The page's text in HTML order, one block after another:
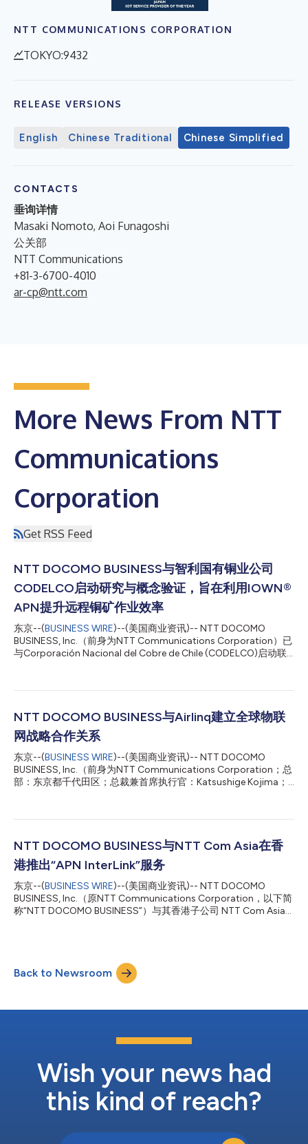
NTT COMMUNICATIONS CORPORATION
TOKYO:9432
RELEASE VERSIONS
English Chinese Traditional Chinese Simplified
CONTACTS
垂询详情
Masaki Nomoto, Aoi Funagoshi
公关部
NTT Communications
+81-3-6700-4010
ar-cp@ntt.com
More News From NTT
Communications
Corporation
Get RSS Feed
NTT DOCOMO BUSINESS与智利国有铜业公司
CODELCO启动研究与概念验证，旨在利用IOWN®
APN提升远程铜矿作业效率
东京--(BUSINESS WIRE)--(美国商业资讯)-- NTT DOCOMO
BUSINESS, Inc.（前身为NTT Communications Corporation）已
与Corporación Nacional del Cobre de Chile (CODELCO)启动联
目的一部分。2 为了解决CODELCO铜矿面临的运营挑战，该举措
评估利用大容量、低延迟通信链路远程操作重型机械的可行性，通
过高清视频增强监控作业，并实施远程作业模式。 1. 背景 智利是
世界领先的产铜国之一，而CODELCO是其主要的铜生产商之一。
近年来，提高该公司铜矿的安全性和运营效率已成为管理重点。
特别是，对于地下矿井中使用的重型机械的远程操作以及更先进的
矿井作业监控的需求日益增长。这主要是由于需要应对涉及矿井坍
塌等风险的工作环境以及熟练操作人员短缺的问题。同时，还需要
NTT DOCOMO BUSINESS与Airlinq建立全球物联
网战略合作关系
东京--(BUSINESS WIRE)--(美国商业资讯)-- NTT DOCOMO
BUSINESS, Inc.（前身为NTT Communications Corporation；总
部：东京都千代田区；总裁兼首席执行官：Katsushige Kojima；
加州；首席执行官：Sunil Kaul；简称“Airlinq”)建立战略合作关
物联网连接解决方案的交付。 1. 背景 搭载物联网功能的设备和服
务在全球范围内的部署持续加速，尤其是在汽车和工程机械等移动
出行行业。随着联网服务（包括联网汽车3）跨境拓展，企业对全
球范围内稳定的连接和统一的运营模式需求日益增长。 与此同
时，各个国家和地区的电信监管和许可框架各不相同。在部分市
场，外国运营商在未取得本地许可的情况下提供长期漫游使用（如
永久漫游）或其他类型的永久服务可能受到限制，给全球物联网部
NTT DOCOMO BUSINESS与NTT Com Asia在香
港推出“APN InterLink”服务
东京--(BUSINESS WIRE)--(美国商业资讯)-- NTT DOCOMO
BUSINESS, Inc.（原NTT Communications Corporation，以下简
称“NTT DOCOMO BUSINESS”）与其香港子公司 NTT Com Asia
利用基于光子技术的超低延迟连接，满足金融行业不断发展的数字
需求，特别是对延迟敏感的交易、算法交易*3、近距离市场数据访
问和实时交易。 展望未来，NTT DOCOMO BUSINESS与NTT
扩展IOWN®APN部署，以实现主要金融中心之间的无缝协同。 1.
求与日俱增。随着算法交易和高频交易（HFT）等其他延迟敏感型
交易模式及实时交易的兴起，超低延迟网络已成为金融机构保持竞
Back to Newsroom
Wish your news had
this kind of reach?